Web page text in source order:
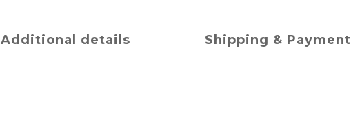
Additional details Shipping & Payment